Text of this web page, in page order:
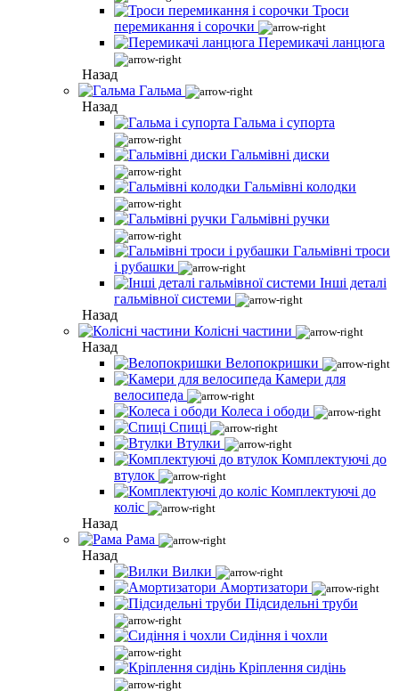
Троси
перемикання і сорочки
Перемикачі ланцюга
Назад
Гальма
Назад
Гальма і супорта
Гальмівні диски
Гальмівні колодки
Гальмівні ручки
Гальмівні троси
і рубашки
Інші деталі
гальмівної системи
Назад
Колісні частини
Назад
Велопокришки
Камери для
велосипеда
Колеса і ободи
Спиці
Втулки
Комплектуючі до
втулок
Комплектуючі до
коліс
Назад
Рама
Назад
Вилки
Амортизатори
Підсидельні труби
Сидіння і чохли
Кріплення сидінь